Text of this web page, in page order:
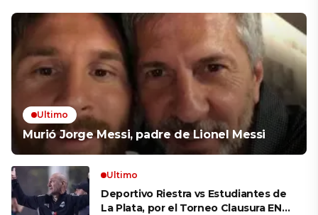
Ultimo
Murió Jorge Messi, padre de Lionel Messi
Ultimo
Deportivo Riestra vs Estudiantes de
La Plata, por el Torneo Clausura EN